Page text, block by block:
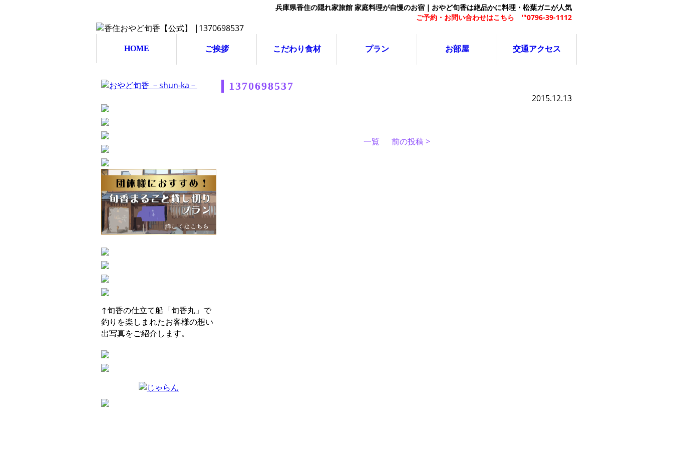
兵庫県香住の隠れ家旅館 家庭料理が自慢のお宿｜おやど旬香は絶品かに料理・松葉ガニが人気
ご予約・お問い合わせはこちら ℡0796-39-1112
HOME ご挨拶 こだわり食材 プラン お部屋 交通アクセス
1370698537
2015.12.13
一覧 前の投稿 >
↑旬香の仕立て船「旬香丸」で
釣りを楽しまれたお客様の想い
出写真をご紹介します。